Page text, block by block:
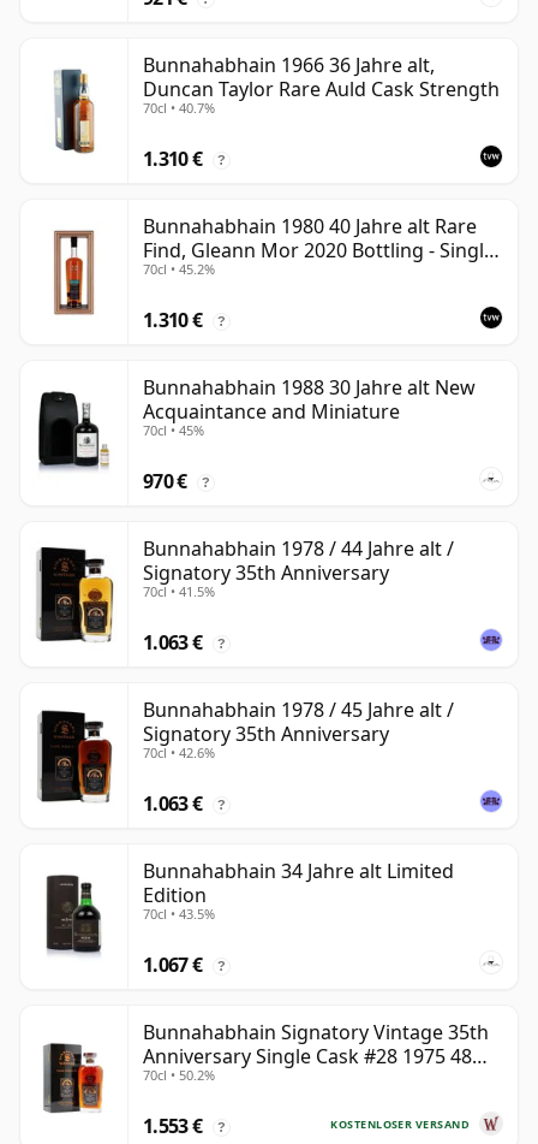
Bunnahabhain 1966 36 Jahre alt,
Duncan Taylor Rare Auld Cask Strength
70cl • 40.7%
1.310 € ?
Bunnahabhain 1980 40 Jahre alt Rare
Find, Gleann Mor 2020 Bottling - Single
Cask
70cl • 45.2%
1.310 € ?
Bunnahabhain 1988 30 Jahre alt New
Acquaintance and Miniature
70cl • 45%
970 € ?
Bunnahabhain 1978 / 44 Jahre alt /
Signatory 35th Anniversary
70cl • 41.5%
1.063 € ?
Bunnahabhain 1978 / 45 Jahre alt /
Signatory 35th Anniversary
70cl • 42.6%
1.063 € ?
Bunnahabhain 34 Jahre alt Limited
Edition
70cl • 43.5%
1.067 € ?
Bunnahabhain Signatory Vintage 35th
Anniversary Single Cask #28 1975 48
Jahre alt
70cl • 50.2%
KOSTENLOSER VERSAND
1.553 € ?